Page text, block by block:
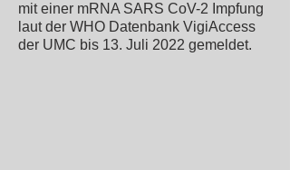
mit einer mRNA SARS CoV-2 Impfung
laut der WHO Datenbank VigiAccess
der UMC bis 13. Juli 2022 gemeldet.